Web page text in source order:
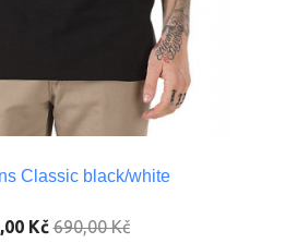
Classic black/white
Kč 690,00 Kč